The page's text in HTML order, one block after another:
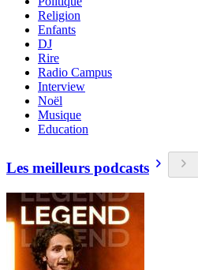
Religion
Enfants
DJ
Rire
Radio Campus
Interview
Noël
Musique
Education
Les meilleurs podcasts